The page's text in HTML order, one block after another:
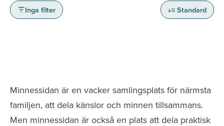
Inga filter Standard
Minnessidan är en vacker samlingsplats för närmsta
familjen, att dela känslor och minnen tillsammans.
Men minnessidan är också en plats att dela praktisk